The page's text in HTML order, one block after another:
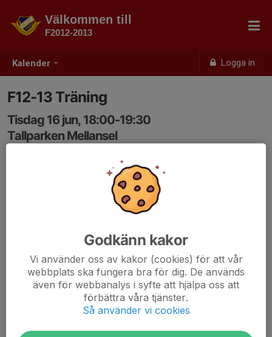
Kalender Logga in
Välkommen till
F2012-2013
F12-13 Träning
Tisdag 16 jun, 18:00-19:30
Tallparken Mellansel
Godkänn kakor
Vi använder oss av kakor (cookies) för att vår
webbplats ska fungera bra för dig. De används
även för webbanalys i syfte att hjälpa oss att
förbättra våra tjänster.
Så använder vi cookies